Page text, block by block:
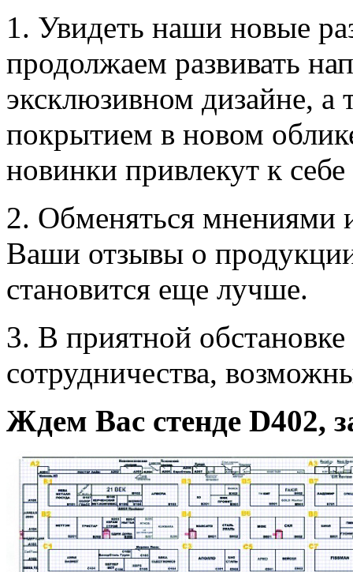
1. Увидеть наши новые
продолжаем развивать
эксклюзивном дизайне,
покрытием в новом
новинки привлекут к
2. Обменяться мнениями
Ваши отзывы о
становится еще лучше.
3. В приятной
сотрудничества,
Ждем Вас стенде D402,